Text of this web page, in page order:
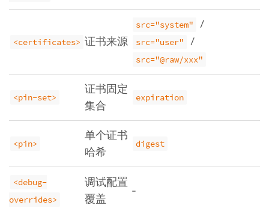
<certificates> 证书来源
src="system" /
src="user" /
src="@raw/xxx"
<pin-set>
证书固定
集合
expiration
<pin>
单个证书
哈希
digest
<debug-
overrides>
调试配置
覆盖
-